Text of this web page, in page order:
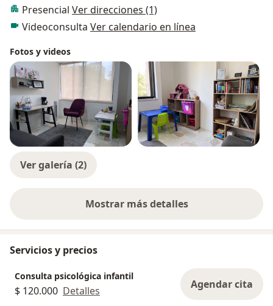
Presencial Ver direcciones (1)
Videoconsulta Ver calendario en línea
Fotos y videos
Ver galería (2)
Mostrar más detalles
sobre la experiencia
Servicios y precios
Consulta psicológica infantil
$ 120.000 Detalles Agendar cita